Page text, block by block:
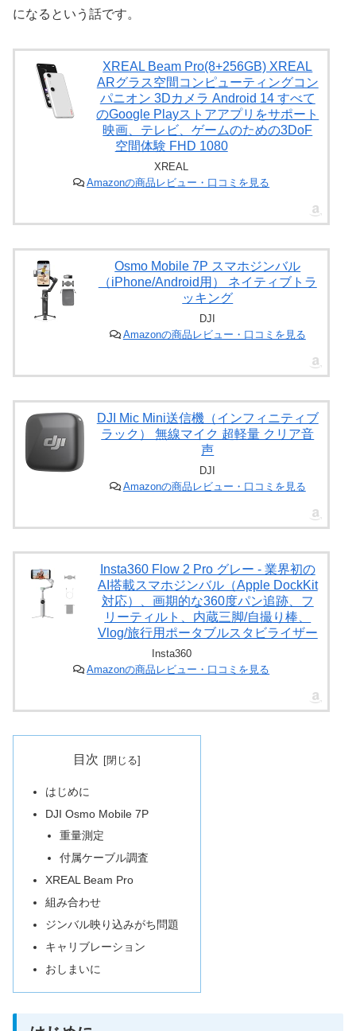
になるという話です。
XREAL Beam Pro(8+256GB) XREAL
ARグラス空間コンピューティングコン
パニオン 3Dカメラ Android 14 すべて
のGoogle Playストアアプリをサポート
映画、テレビ、ゲームのための3DoF
空間体験 FHD 1080
XREAL
Amazonの商品レビュー・口コミを見る
Osmo Mobile 7P スマホジンバル
（iPhone/Android用） ネイティブトラ
ッキング
DJI
Amazonの商品レビュー・口コミを見る
DJI Mic Mini送信機（インフィニティブ
ラック） 無線マイク 超軽量 クリア音
声
DJI
Amazonの商品レビュー・口コミを見る
Insta360 Flow 2 Pro グレー - 業界初の
AI搭載スマホジンバル（Apple DockKit
対応）、画期的な360度パン追跡、フ
リーティルト、内蔵三脚/自撮り棒、
Vlog/旅行用ポータブルスタビライザー
Insta360
Amazonの商品レビュー・口コミを見る
目次
はじめに
DJI Osmo Mobile 7P
重量測定
付属ケーブル調査
XREAL Beam Pro
組み合わせ
ジンバル映り込みがち問題
キャリブレーション
おしまいに